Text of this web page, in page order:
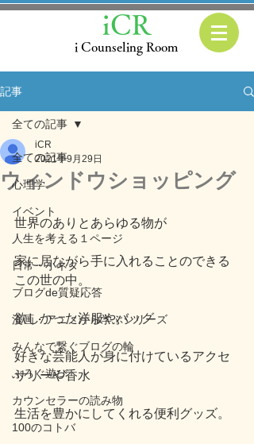
i Counseling Room
iCR
記事
全ての記事
心理学
イベント
人生を考える１ページ
日常・小ネタ
ブログde質疑応答
漫画・アニメから学ぶシリーズ
みんなで繋ぐブログの輪
ぶろぐ遊び
カウンセラーの読み物
100のコトバ
全ての記事
ウィンドウショッピング
iCR
2021年9月29日
世界のありとあらゆる物が
家に居ながら手に入れることのできる
この世の中。
欲しかった洋服やバッグ
好きな芸能人が身に付けているアクセ
サリーや香水
生活を豊かにしてくれる便利グッズ。